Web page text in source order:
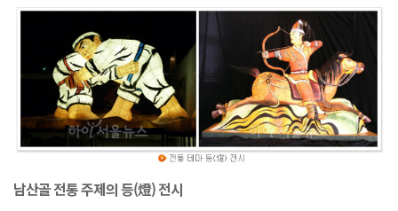
L
복
사
하 게
하
기
게
남산골 전통 주제의 등(燈) 전시